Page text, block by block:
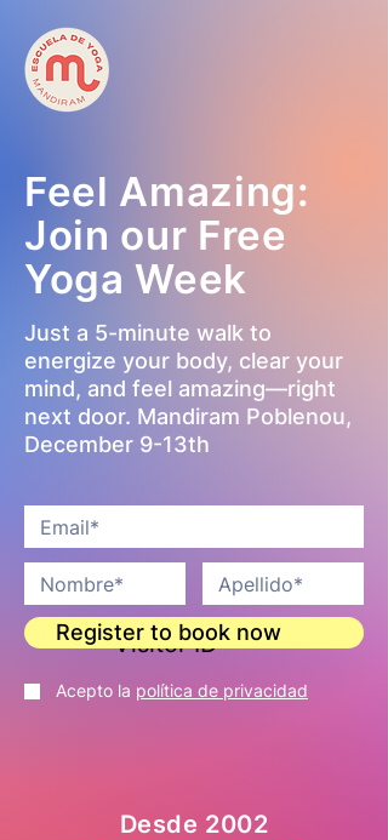
Feel Amazing:
Join our Free
Yoga Week
Just a 5-minute walk to
energize your body, clear your
mind, and feel amazing—right
next door. Mandiram Poblenou,
December 9-13th
Visitor ID
Register to book now
Acepto la política de privacidad
Desde 2002